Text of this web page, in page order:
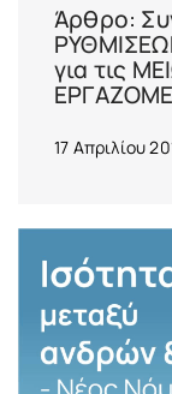
Άρθρο:
για τις
17 Απριλίου